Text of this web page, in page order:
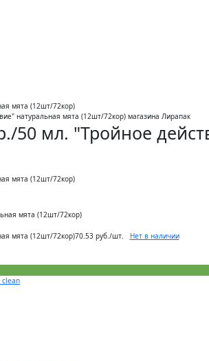
мята (12шт/72кор)
50 мл. "Тройное
мята (12шт/72кор)
мята (12шт/72кор)
мята (12шт/72кор)70.53 руб./шт.
Нет в наличии
clean